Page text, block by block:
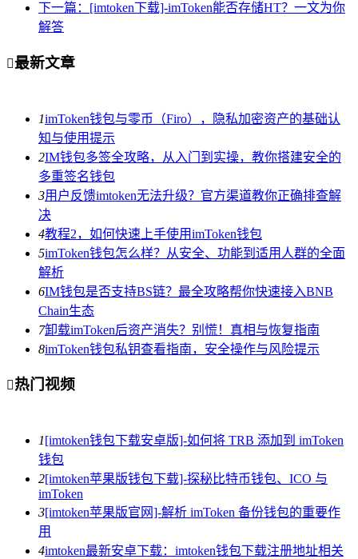
下一篇：[imtoken下载]-imToken能否存储HT？一文为你
解答
最新文章
1imToken钱包与零币（Firo），隐私加密资产的基础认
知与使用提示
2IM钱包多签全攻略，从入门到实操，教你搭建安全的
多重签名钱包
3用户反馈imtoken无法升级？官方渠道教你正确排查解
决
4教程2，如何快速上手使用imToken钱包
5imToken钱包怎么样？从安全、功能到适用人群的全面
解析
6IM钱包是否支持BS链？最全攻略帮你快速接入BNB
Chain生态
7卸载imToken后资产消失？别慌！真相与恢复指南
8imToken钱包私钥查看指南，安全操作与风险提示
热门视频
1[imtoken钱包下载安卓版]-如何将 TRB 添加到 imToken
钱包
2[imtoken苹果版钱包下载]-探秘比特币钱包、ICO 与
imToken
3[imtoken苹果版官网]-解析 imToken 备份钱包的重要作
用
4imtoken最新安卓下载：imtoken钱包下载注册地址相关